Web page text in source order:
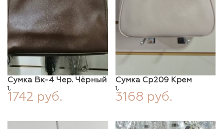
Сумка Вк-4 Чер. Чёрный
1,
1742 руб.
Сумка Ср209 Крем
1,
3168 руб.